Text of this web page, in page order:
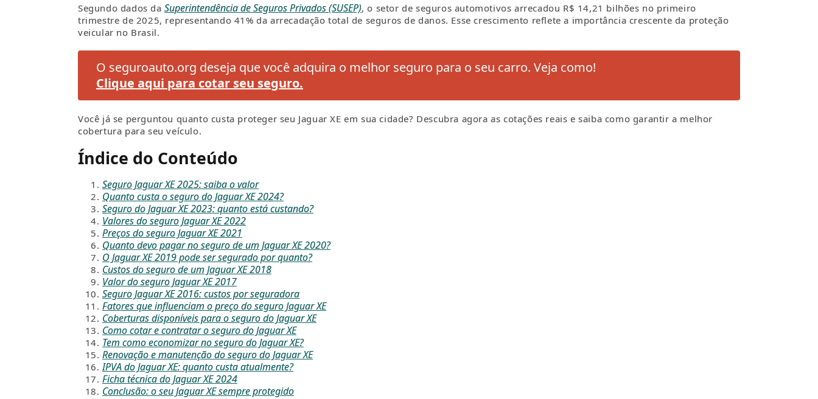
Segundo dados daSuperintendência de Seguros Privados (SUSEP), o setor de seguros automotivos arrecadou R$ 14,21 bilhões no primeiro
trimestre de 2025, representando 41% da arrecadação total de seguros de danos. Esse crescimento reflete a importância crescente da proteção
veicular no Brasil.
O seguroauto.org deseja que você adquira o melhor seguro para o seu carro. Veja como!
Clique aqui para cotar seu seguro.
Você já se perguntou quanto custa proteger seu Jaguar XE em sua cidade? Descubra agora as cotações reais e saiba como garantir a melhor
cobertura para seu veículo.
Índice do Conteúdo
Seguro Jaguar XE 2025: saiba o valor
Quanto custa o seguro do Jaguar XE 2024?
Seguro do Jaguar XE 2023: quanto está custando?
Valores do seguro Jaguar XE 2022
Preços do seguro Jaguar XE 2021
Quanto devo pagar no seguro de um Jaguar XE 2020?
O Jaguar XE 2019 pode ser segurado por quanto?
Custos do seguro de um Jaguar XE 2018
Valor do seguro Jaguar XE 2017
Seguro Jaguar XE 2016: custos por seguradora
Fatores que influenciam o preço do seguro Jaguar XE
Coberturas disponíveis para o seguro do Jaguar XE
Como cotar e contratar o seguro do Jaguar XE
Tem como economizar no seguro do Jaguar XE?
Renovação e manutenção do seguro do Jaguar XE
IPVA do Jaguar XE: quanto custa atualmente?
Ficha técnica do Jaguar XE 2024
Conclusão: o seu Jaguar XE sempre protegido